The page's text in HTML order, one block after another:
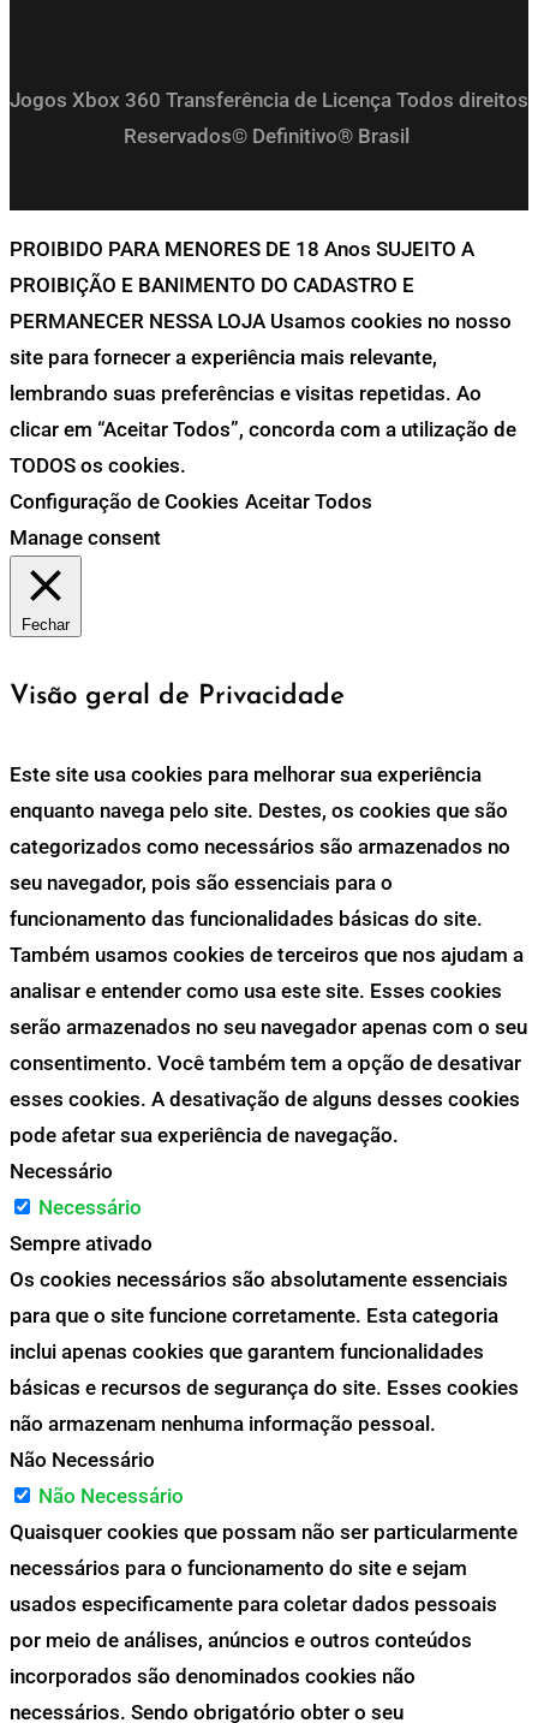
Jogos Xbox 360 Transferência de Licença Todos direitos
Reservados© Definitivo® Brasil
PROIBIDO PARA MENORES DE 18 Anos SUJEITO A
PROIBIÇÃO E BANIMENTO DO CADASTRO E
PERMANECER NESSA LOJA Usamos cookies no nosso
site para fornecer a experiência mais relevante,
lembrando suas preferências e visitas repetidas. Ao
clicar em “Aceitar Todos”, concorda com a utilização de
TODOS os cookies.
Configuração de Cookies Aceitar Todos
Manage consent
Fechar
Visão geral de Privacidade
Este site usa cookies para melhorar sua experiência
enquanto navega pelo site. Destes, os cookies que são
categorizados como necessários são armazenados no
seu navegador, pois são essenciais para o
funcionamento das funcionalidades básicas do site.
Também usamos cookies de terceiros que nos ajudam a
analisar e entender como usa este site. Esses cookies
serão armazenados no seu navegador apenas com o seu
consentimento. Você também tem a opção de desativar
esses cookies. A desativação de alguns desses cookies
pode afetar sua experiência de navegação.
Necessário
Necessário
Sempre ativado
Os cookies necessários são absolutamente essenciais
para que o site funcione corretamente. Esta categoria
inclui apenas cookies que garantem funcionalidades
básicas e recursos de segurança do site. Esses cookies
não armazenam nenhuma informação pessoal.
Não Necessário
Não Necessário
Quaisquer cookies que possam não ser particularmente
necessários para o funcionamento do site e sejam
usados especificamente para coletar dados pessoais
por meio de análises, anúncios e outros conteúdos
incorporados são denominados cookies não
necessários. Sendo obrigatório obter o seu